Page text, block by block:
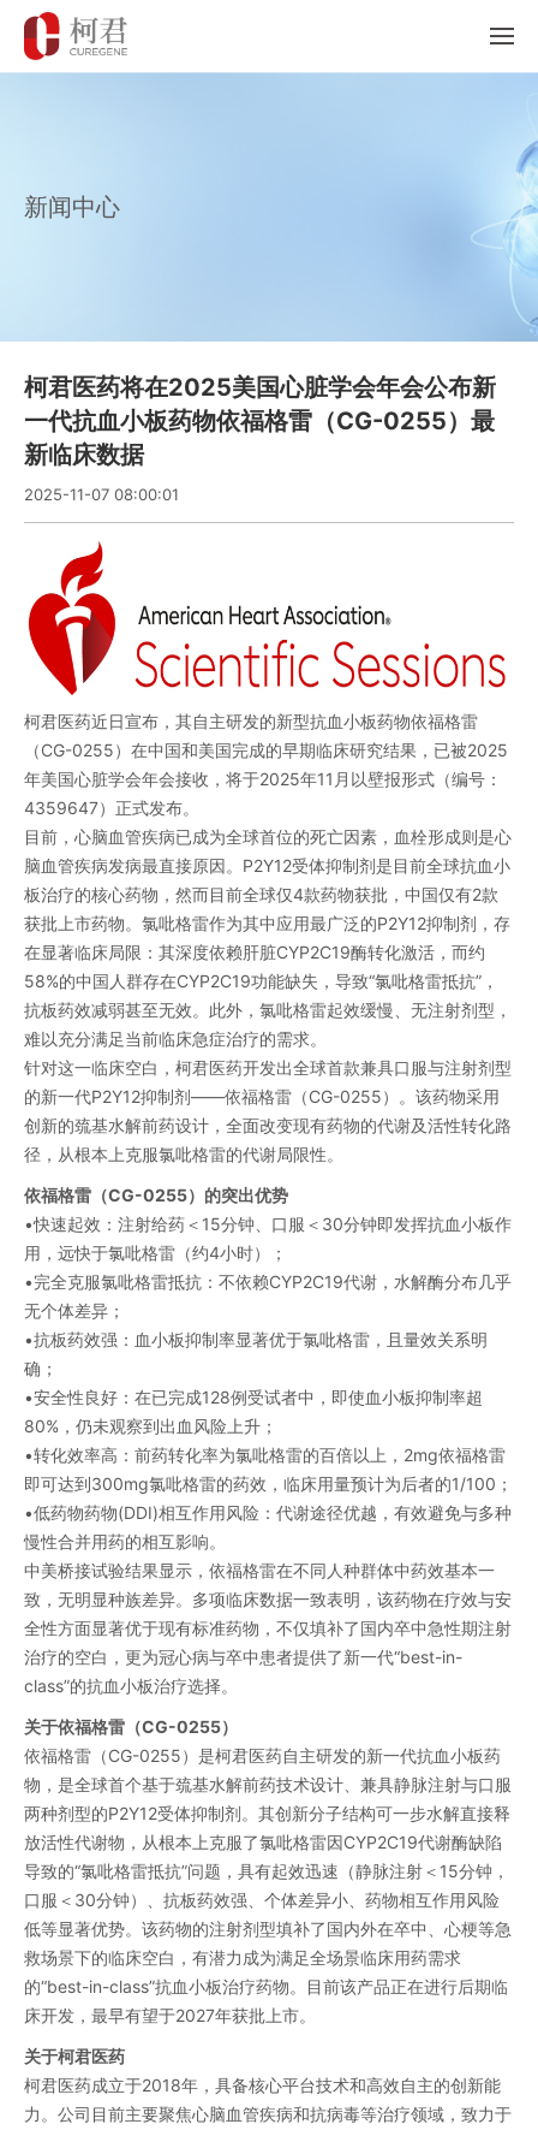
新闻中心
柯君医药将在2025美国心脏学会年会公布新
一代抗血小板药物依福格雷（CG-0255）最
新临床数据
2025-11-07 08:00:01
柯君医药近日宣布，其自主研发的新型抗血小板药物依福格雷
（CG-0255）在中国和美国完成的早期临床研究结果，已被2025
年美国心脏学会年会接收，将于2025年11月以壁报形式（编号：
4359647）正式发布。
目前，心脑血管疾病已成为全球首位的死亡因素，血栓形成则是心
脑血管疾病发病最直接原因。P2Y12受体抑制剂是目前全球抗血小
板治疗的核心药物，然而目前全球仅4款药物获批，中国仅有2款
获批上市药物。氯吡格雷作为其中应用最广泛的P2Y12抑制剂，存
在显著临床局限：其深度依赖肝脏CYP2C19酶转化激活，而约
58%的中国人群存在CYP2C19功能缺失，导致“氯吡格雷抵抗”，
抗板药效减弱甚至无效。此外，氯吡格雷起效缓慢、无注射剂型，
难以充分满足当前临床急症治疗的需求。
针对这一临床空白，柯君医药开发出全球首款兼具口服与注射剂型
的新一代P2Y12抑制剂——依福格雷（CG-0255）。该药物采用
创新的巯基水解前药设计，全面改变现有药物的代谢及活性转化路
径，从根本上克服氯吡格雷的代谢局限性。
依福格雷（CG-0255）的突出优势
•快速起效：注射给药＜15分钟、口服＜30分钟即发挥抗血小板作
用，远快于氯吡格雷（约4小时）；
•完全克服氯吡格雷抵抗：不依赖CYP2C19代谢，水解酶分布几乎
无个体差异；
•抗板药效强：血小板抑制率显著优于氯吡格雷，且量效关系明
确；
•安全性良好：在已完成128例受试者中，即使血小板抑制率超
80%，仍未观察到出血风险上升；
•转化效率高：前药转化率为氯吡格雷的百倍以上，2mg依福格雷
即可达到300mg氯吡格雷的药效，临床用量预计为后者的1/100；
•低药物药物(DDI)相互作用风险：代谢途径优越，有效避免与多种
慢性合并用药的相互影响。
中美桥接试验结果显示，依福格雷在不同人种群体中药效基本一
致，无明显种族差异。多项临床数据一致表明，该药物在疗效与安
全性方面显著优于现有标准药物，不仅填补了国内卒中急性期注射
治疗的空白，更为冠心病与卒中患者提供了新一代“best-in-
class”的抗血小板治疗选择。
关于依福格雷（CG-0255）
依福格雷（CG-0255）是柯君医药自主研发的新一代抗血小板药
物，是全球首个基于巯基水解前药技术设计、兼具静脉注射与口服
两种剂型的P2Y12受体抑制剂。其创新分子结构可一步水解直接释
放活性代谢物，从根本上克服了氯吡格雷因CYP2C19代谢酶缺陷
导致的“氯吡格雷抵抗”问题，具有起效迅速（静脉注射＜15分钟，
口服＜30分钟）、抗板药效强、个体差异小、药物相互作用风险
低等显著优势。该药物的注射剂型填补了国内外在卒中、心梗等急
救场景下的临床空白，有潜力成为满足全场景临床用药需求
的“best-in-class”抗血小板治疗药物。目前该产品正在进行后期临
床开发，最早有望于2027年获批上市。
关于柯君医药
柯君医药成立于2018年，具备核心平台技术和高效自主的创新能
力。公司目前主要聚焦心脑血管疾病和抗病毒等治疗领域，致力于